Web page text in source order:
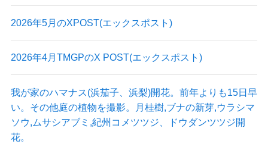
2026年5月のXPOST(エックスポスト)
2026年4月TMGPのX POST(エックスポスト)
我が家のハマナス(浜茄子、浜梨)開花。前年よりも15日早
い。その他庭の植物を撮影。月桂樹,ブナの新芽,ウラシマ
ソウ,ムサシアブミ,紀州コメツツジ、ドウダンツツジ開
花。